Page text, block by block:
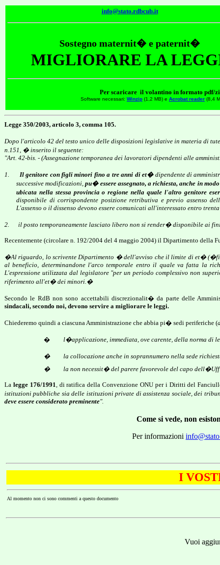
info@stato.rdbcub.it
Sostegno maternit� e paternit�
MIGLIORARE LA
Per scaricare il volantino in formato pdf/
Software necessari: Winzip (1,2 MB) e Acrobat reader (8,4
Legge 350/2003, articolo 3, comma 105.
Dopo l'articolo 42 del testo unico delle disposizioni legislative in materia di
n.151, � inserito il seguente:
"Art. 42-bis. - (Assegnazione temporanea dei lavoratori dipendenti alle
1. Il genitore con figli minori fino a tre anni di et�dipendente di
successive modificazioni,pu� essere assegnato, a richiesta, anche in
ubicata nella stessa provincia o regione nella quale l'altro genitore
disponibile di corrispondente posizione retributiva e previo assenso
L'assenso o il dissenso devono essere comunicati all'interessato entro
2. il posto temporaneamente lasciato libero non si render� disponibile ai
Recentemente (circolare n. 192/2004 del 4 maggio 2004) il Dipartimento della
�Al riguardo, lo scrivente Dipartimento � dell'avviso che il limite di et�
al beneficio, determinandone l'arco temporale entro il quale va fatta la
L'espressione utilizzata dal legislatore "per un periodo complessivo non
riferimento all'et� dei minori.�
Secondo le RdB non sono accettabili discrezionalit� da parte delle
sindacali, secondo noi, devono servire a migliorare le leggi.
Chiederemo quindi a ciascuna Amministrazione che abbia pi� sedi periferiche (
� l�applicazione, immediata, ove carente, della norma di
� la collocazione anche in soprannumero nella sede
�
la non necessit� del parere favorevole del capo
La legge 176/1991, di ratifica della Convenzione ONU per i Diritti del
istituzioni pubbliche sia delle istituzioni private di assistenza sociale, dei
deve essere considerato preminente".
Come si vede, non
Per informazioni
I
Al momento non ci sono commenti a questo documento
Vuoi